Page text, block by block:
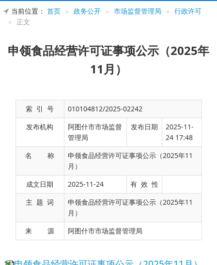
当前位置： 首页 » 政务公开 » 市场监督管理局 » 行政许可
»
正文
申领食品经营许可证事项公示（2025年
11月）
索 引 号
010104812/2025-02242
发布机构
阿图什市市场监督
管理局
发布日期
2025-11-
24 17:48
名 称
申领食品经营许可证事项公示（2025年11
月）
成文日期
2025-11-24
有 效 性
主 题 词
申领食品经营许可证事项公示（2025年11
月）
来 源
阿图什市市场监督管理局
申领食品经营许可证事项公示（2025年11月）